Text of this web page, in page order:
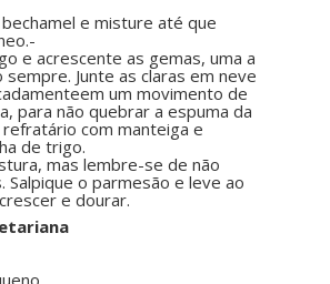
e misture até que
e acrescente as gemas, uma a
sempre. Junte as claras em neve
um movimento de
para não quebrar a espuma da
refratário com manteiga e
de trigo.
mas lembre-se de não
Salpique o parmesão e leve ao
e dourar.